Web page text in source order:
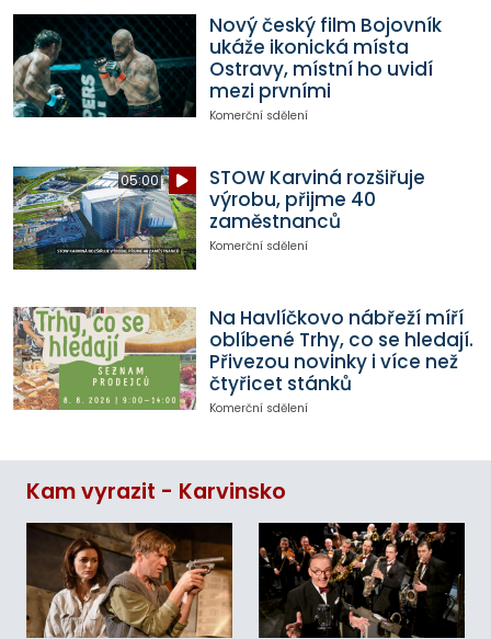
Nový český film Bojovník
ukáže ikonická místa
Ostravy, místní ho uvidí
mezi prvními
Komerční sdělení
05:00
STOW Karviná rozšiřuje
výrobu, přijme 40
zaměstnanců
Komerční sdělení
Na Havlíčkovo nábřeží míří
oblíbené Trhy, co se hledají.
Přivezou novinky i více než
čtyřicet stánků
Komerční sdělení
Kam vyrazit - Karvinsko